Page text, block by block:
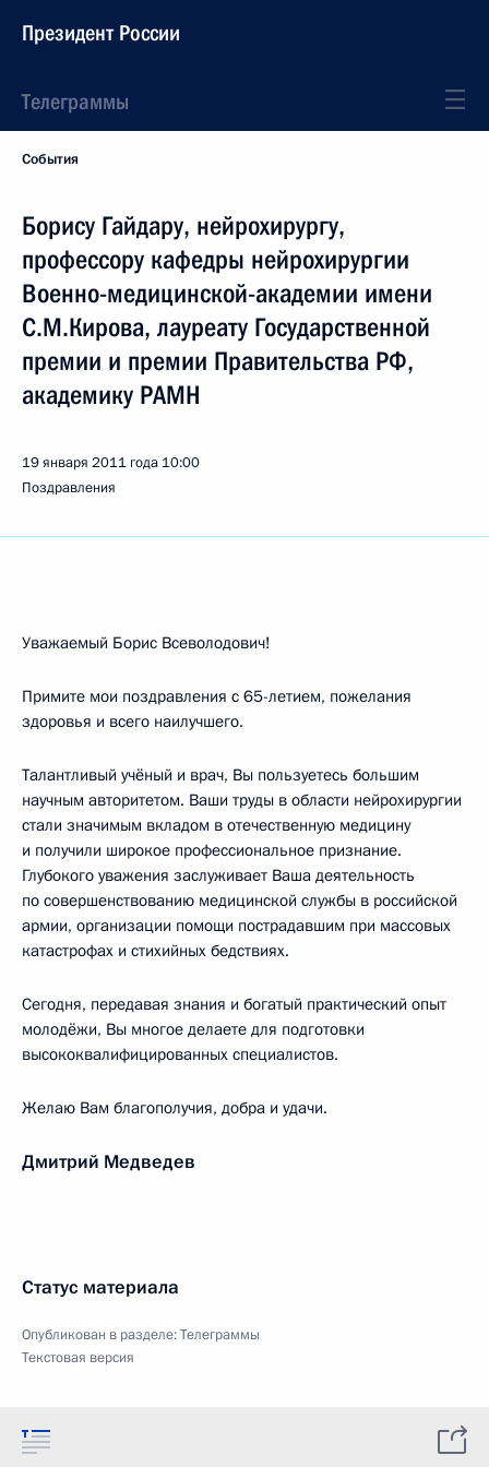
Президент России
Телеграммы
События
Борису Гайдару, нейрохирургу,
профессору кафедры нейрохирургии
Военно-медицинской-академии имени
С.М.Кирова, лауреату Государственной
премии и премии Правительства РФ,
академику РАМН
19 января 2011 года 10:00
Поздравления
Уважаемый Борис Всеволодович!
Примите мои поздравления с 65-летием, пожелания
здоровья и всего наилучшего.
Талантливый учёный и врач, Вы пользуетесь большим
научным авторитетом. Ваши труды в области нейрохирургии
стали значимым вкладом в отечественную медицину
и получили широкое профессиональное признание.
Глубокого уважения заслуживает Ваша деятельность
по совершенствованию медицинской службы в российской
армии, организации помощи пострадавшим при массовых
катастрофах и стихийных бедствиях.
Сегодня, передавая знания и богатый практический опыт
молодёжи, Вы многое делаете для подготовки
высококвалифицированных специалистов.
Желаю Вам благополучия, добра и удачи.
Дмитрий Медведев
Статус материала
Опубликован в разделе:Телеграммы
Текстовая версия